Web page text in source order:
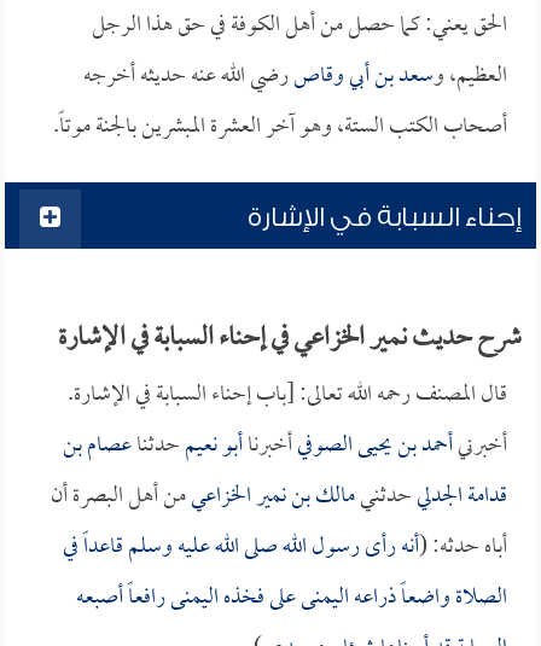
الحق يعني: كما حصل من أهل الكوفة في حق هذا الرجل
العظيم، وسعد بن أبي وقاصرضي الله عنه حديثه أخرجه
أصحاب الكتب الستة، وهو آخر العشرة المبشرين بالجنة موتاً.
إحناء السبابة في الإشارة
شرح حديث نمير الخزاعي في إحناء السبابة في الإشارة
قال المصنف رحمه الله تعالى: [باب إحناء السبابة في الإشارة.
أخبرنيأحمد بن يحيى الصوفيأخبرناأبو نعيمحدثناعصام بن
قدامة الجدليحدثنيمالك بن نمير الخزاعيمن أهل البصرة أن
أباه حدثه: (أنه رأى رسول الله صلى الله عليه وسلم قاعداً في
الصلاة واضعاً ذراعه اليمنى على فخذه اليمنى رافعاً أصبعه